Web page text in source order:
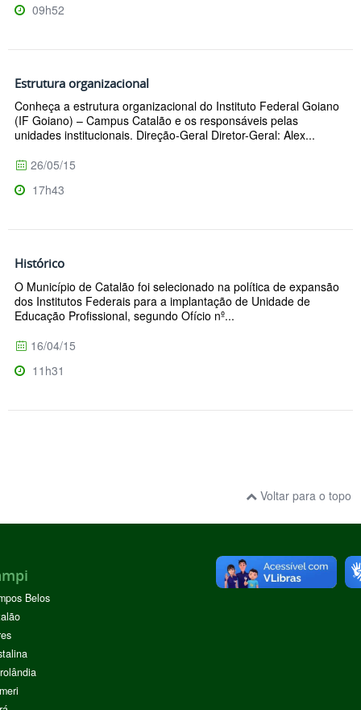
09h52
Estrutura organizacional
Conheça a estrutura organizacional do Instituto Federal Goiano
(IF Goiano) – Campus Catalão e os responsáveis pelas
unidades institucionais. Direção-Geral Diretor-Geral: Alex...
26/05/15
17h43
Histórico
O Município de Catalão foi selecionado na política de expansão
dos Institutos Federais para a implantação de Unidade de
Educação Profissional, segundo Ofício nº...
16/04/15
11h31
Voltar para o topo
Belos